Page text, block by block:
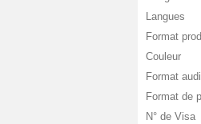
Langues
Format
Couleur
Format
Format de
N° de Visa